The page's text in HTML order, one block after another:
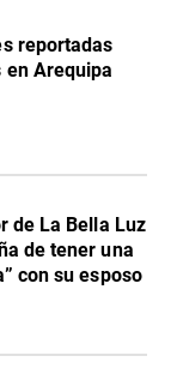
reportadas
en Arequipa
de La Bella Luz
de tener una
con su esposo